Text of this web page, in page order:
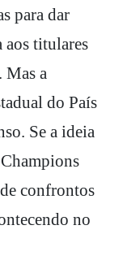
para dar
aos titulares
Mas a
do País
Se a ideia
confrontos
no